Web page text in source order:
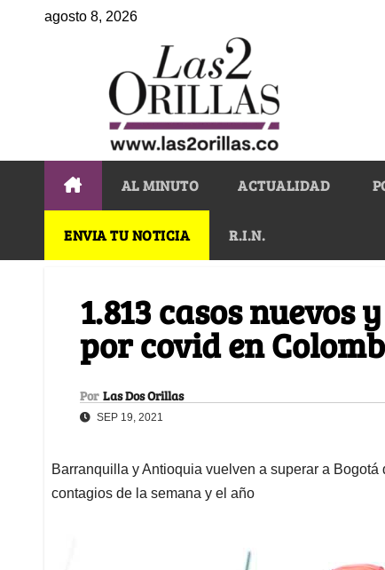
agosto 8, 2026
AL MINUTO ACTUALIDAD
ENVIA TU NOTICIA R.I.N.
1.813 casos nuevos
por covid en
Por Las Dos Orillas
SEP 19, 2021
Barranquilla y Antioquia vuelven a superar a
contagios de la semana y el año